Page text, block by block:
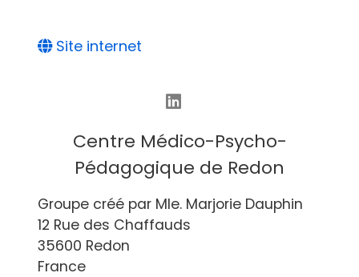
Site internet
Centre Médico-Psycho-
Pédagogique de Redon
Groupe créé par Mle. Marjorie Dauphin
12 Rue des Chaffauds
35600 Redon
France